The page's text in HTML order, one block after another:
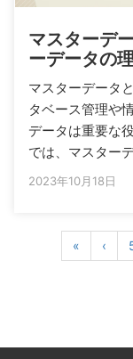
マスターデ
ーデータの
マスターデータ
タベース管理や
データは重要な
では、マスター
2023年10月18日
« ‹